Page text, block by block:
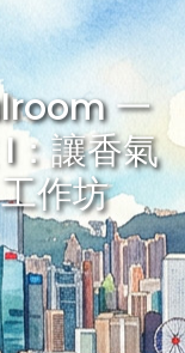
一
：讓香氣
作坊